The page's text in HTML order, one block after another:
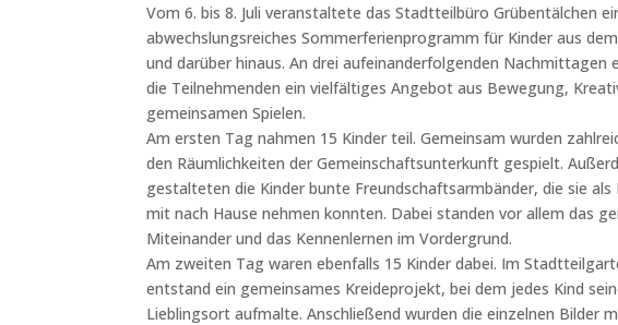
Vom 6. bis 8. Juli veranstaltete das Stadtteilbüro Grübentälchen
abwechslungsreiches Sommerferienprogramm für Kinder aus
und darüber hinaus. An drei aufeinanderfolgenden Nachmittagen
die Teilnehmenden ein vielfältiges Angebot aus Bewegung,
gemeinsamen Spielen.
Am ersten Tag nahmen 15 Kinder teil. Gemeinsam wurden
den Räumlichkeiten der Gemeinschaftsunterkunft gespielt.
gestalteten die Kinder bunte Freundschaftsarmbänder, die sie als
mit nach Hause nehmen konnten. Dabei standen vor allem das
Miteinander und das Kennenlernen im Vordergrund.
Am zweiten Tag waren ebenfalls 15 Kinder dabei. Im
entstand ein gemeinsames Kreideprojekt, bei dem jedes Kind
Lieblingsort aufmalte. Anschließend wurden die einzelnen Bilder